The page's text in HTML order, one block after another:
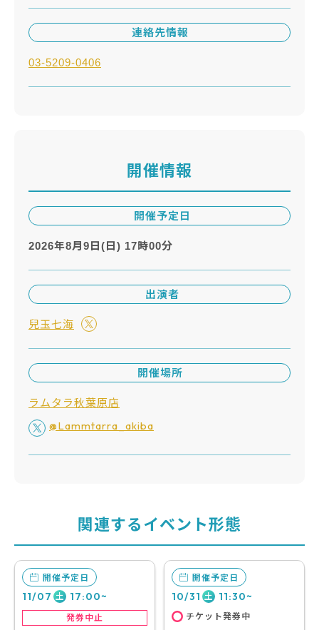
連絡先情報
03-5209-0406
開催情報
開催予定日
2026年8月9日(日) 17時00分
出演者
兒玉七海
開催場所
ラムタラ秋葉原店
@Lammtarra_akiba
関連するイベント形態
開催予定日
11/07 土 17:00~
発券中止
開催予定日
10/31 土 11:30~
チケット発券中